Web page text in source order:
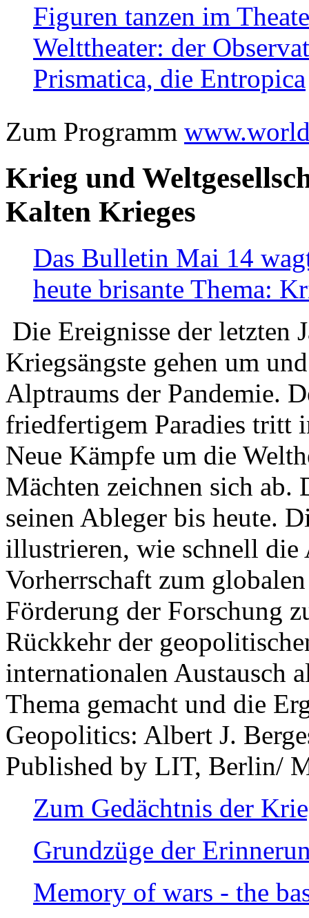
Figuren tanzen im
Welttheater: der
Prismatica, die Entropica
Zum Programm
Krieg und
Kalten Krieges
Das Bulletin Mai 14
heute brisante Thema:
Die Ereignisse der letzten
Kriegsängste gehen um
Alptraums der Pandemie.
friedfertigem Paradies tritt
Neue Kämpfe um die
Mächten zeichnen sich
seinen Ableger bis heute.
illustrieren, wie schnell die
Vorherrschaft zum
Förderung der Forschung
Rückkehr der
internationalen Austausch
Thema gemacht und die
Geopolitics: Albert J.
Published by LIT, Berlin/
Zum Gedächtnis der
Grundzüge der
Memory of wars - the